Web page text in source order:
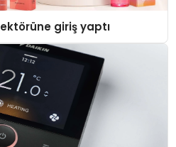
giriş yaptı